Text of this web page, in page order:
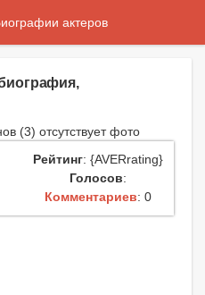
Рейтинг: {AVERrating}
Голосов:
Комментариев: 0